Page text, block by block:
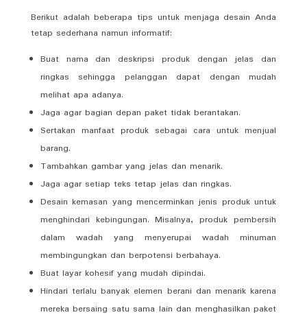
Berikut adalah beberapa tips untuk menjaga desain Anda
tetap sederhana namun informatif:
Buat nama dan deskripsi produk dengan jelas dan
ringkas sehingga pelanggan dapat dengan mudah
melihat apa adanya.
Jaga agar bagian depan paket tidak berantakan.
Sertakan manfaat produk sebagai cara untuk menjual
barang.
Tambahkan gambar yang jelas dan menarik.
Jaga agar setiap teks tetap jelas dan ringkas.
Desain kemasan yang mencerminkan jenis produk untuk
menghindari kebingungan. Misalnya, produk pembersih
dalam wadah yang menyerupai wadah minuman
membingungkan dan berpotensi berbahaya.
Buat layar kohesif yang mudah dipindai.
Hindari terlalu banyak elemen berani dan menarik karena
mereka bersaing satu sama lain dan menghasilkan paket